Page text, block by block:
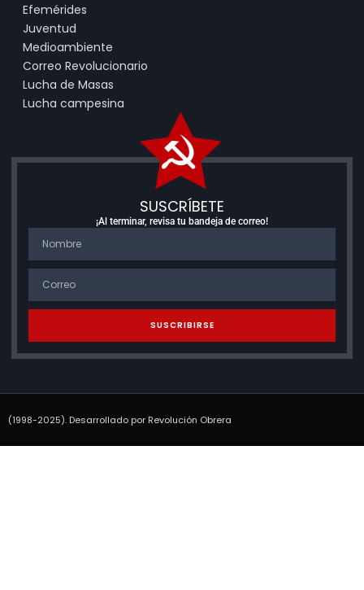
Efemérides
Juventud
Medioambiente
Correo Revolucionario
Lucha de Masas
Lucha campesina
SUSCRÍBETE
¡Al terminar, revisa tu bandeja de correo!
SUSCRIBIRSE
(1998-2025). Desarrollado por Revolución Obrera